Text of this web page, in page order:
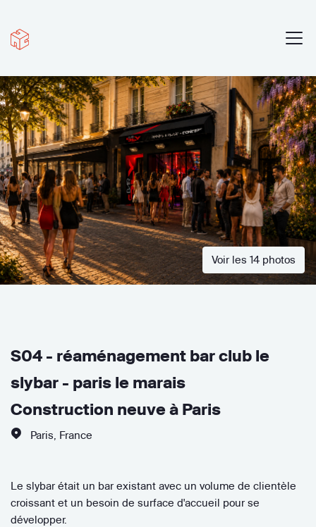
Voir les 14 photos
S04 - réaménagement bar club le
slybar - paris le marais
Construction neuve à Paris
Paris France
Le slybar était un bar existant avec un volume de clientèle
croissant et un besoin de surface d'accueil pour se
développer.